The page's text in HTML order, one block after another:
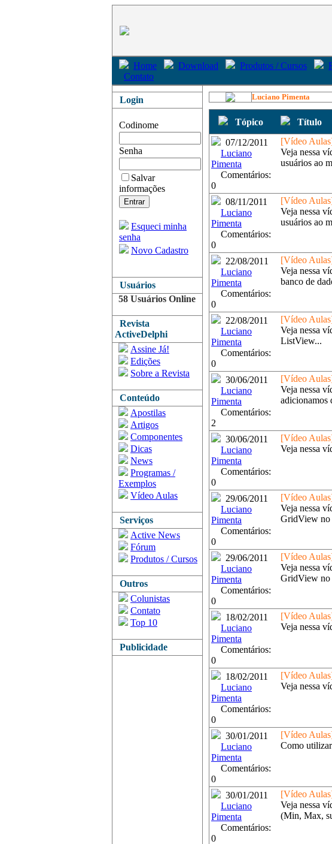
Home Download Produtos / Cursos
Contato
Login
Codinome
Senha
Salvar
informações
Esqueci minha
senha
Novo Cadastro
Usuários
58 Usuários Online
Revista
ActiveDelphi
Assine Já!
Edições
Sobre a Revista
Conteúdo
Apostilas
Artigos
Componentes
Dicas
News
Programas /
Exemplos
Vídeo Aulas
Serviços
Active News
Fórum
Produtos / Cursos
Outros
Colunistas
Contato
Top 10
Publicidade
Luciano Pimenta
Tópico Título
07/12/2011
Luciano
Pimenta
Comentários:
0
[Vídeo
Veja nessa
usuários ao
08/11/2011
Luciano
Pimenta
Comentários:
0
[Vídeo
Veja nessa
usuários ao
22/08/2011
Luciano
Pimenta
Comentários:
0
[Vídeo
Veja nessa
banco de
22/08/2011
Luciano
Pimenta
Comentários:
0
[Vídeo
Veja nessa
ListView...
30/06/2011
Luciano
Pimenta
Comentários:
2
[Vídeo
Veja nessa
adicionamos
30/06/2011
Luciano
Pimenta
Comentários:
0
[Vídeo
Veja nessa
29/06/2011
Luciano
Pimenta
Comentários:
0
[Vídeo
Veja nessa
GridView no
29/06/2011
Luciano
Pimenta
Comentários:
0
[Vídeo
Veja nessa
GridView no
18/02/2011
Luciano
Pimenta
Comentários:
0
[Vídeo
Veja nessa
18/02/2011
Luciano
Pimenta
Comentários:
0
[Vídeo
Veja nessa
30/01/2011
Luciano
Pimenta
Comentários:
0
[Vídeo
Como
30/01/2011
Luciano
Pimenta
Comentários:
0
[Vídeo
Veja nessa
(Min, Max,